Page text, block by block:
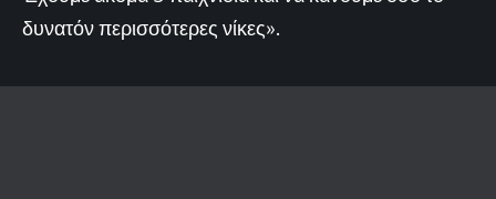
δυνατόν περισσότερες νίκες».